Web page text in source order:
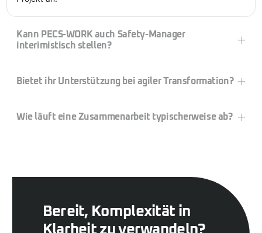
Kann PECS-WORK auch Safety-Manager
interimistisch stellen?
Bietet ihr Unterstützung bei agiler Transformation?
Wie läuft eine Zusammenarbeit typischerweise ab?
Bereit, Komplexität in
Klarheit zu verwandeln?